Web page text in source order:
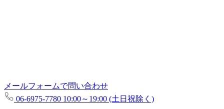
メールフォームで問い合わせ
06-6975-7780 10:00～19:00 (土日祝除く)